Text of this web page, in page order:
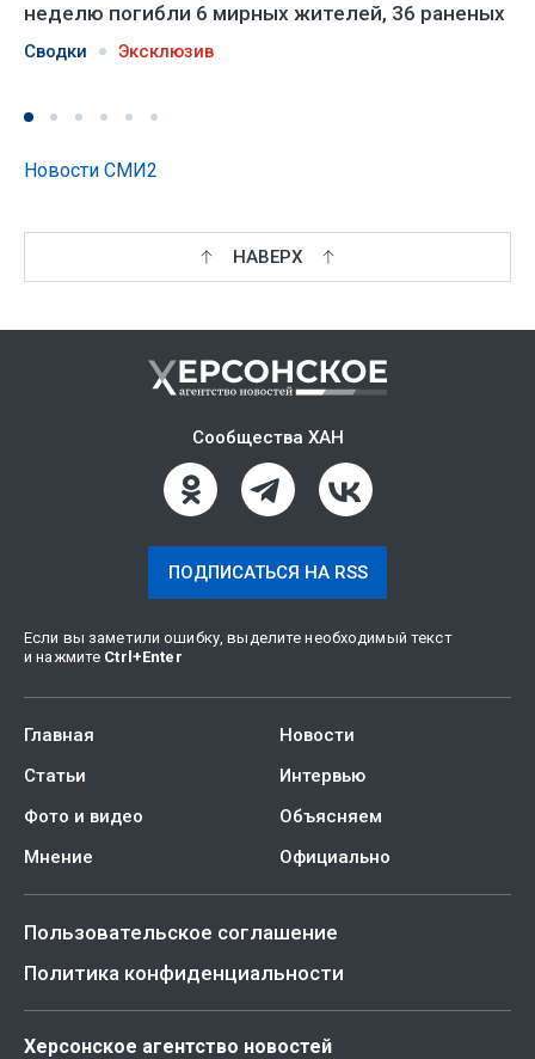
неделю погибли 6 мирных жителей, 36 раненых
Сводки Эксклюзив
Новости СМИ2
НАВЕРХ
Сообщества ХАН
ПОДПИСАТЬСЯ НА RSS
Если вы заметили ошибку, выделите необходимый текст
и нажмите Ctrl +Enter
Главная
Новости
Статьи
Интервью
Фото и видео
Объясняем
Мнение
Официально
Пользовательское соглашение
Политика конфиденциальности
Херсонское агентство новостей